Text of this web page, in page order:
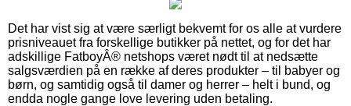
Det har vist sig at være særligt bekvemt for os alle at vurdere
prisniveauet fra forskellige butikker på nettet, og for det har
adskillige FatboyÂ® netshops været nødt til at nedsætte
salgsværdien på en række af deres produkter – til babyer og
børn, og samtidig også til damer og herrer – helt i bund, og
endda nogle gange love levering uden betaling.